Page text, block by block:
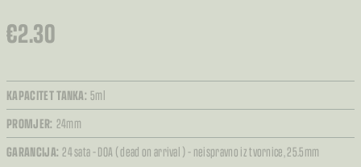
€2.30
KAPACITET TANKA: 5ml
PROMJER: 24mm
GARANCIJA: 24 sata – DOA ( dead on arrival ) – neispravno iz tvornice,25.5mm